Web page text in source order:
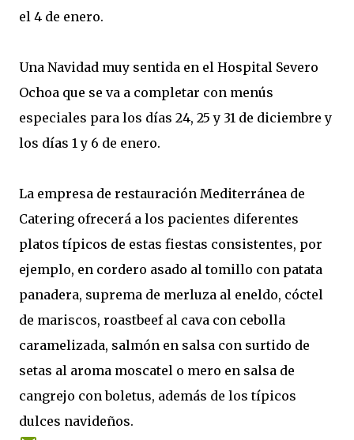
el 4 de enero.
Una Navidad muy sentida en el Hospital Severo
Ochoa que se va a completar con menús
especiales para los días 24, 25 y 31 de diciembre y
los días 1 y 6 de enero.
La empresa de restauración Mediterránea de
Catering ofrecerá a los pacientes diferentes
platos típicos de estas fiestas consistentes, por
ejemplo, en cordero asado al tomillo con patata
panadera, suprema de merluza al eneldo, cóctel
de mariscos, roastbeef al cava con cebolla
caramelizada, salmón en salsa con surtido de
setas al aroma moscatel o mero en salsa de
cangrejo con boletus, además de los típicos
dulces navideños.